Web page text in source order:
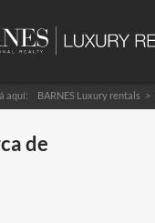
aquí: BARNES Luxury rentals
de